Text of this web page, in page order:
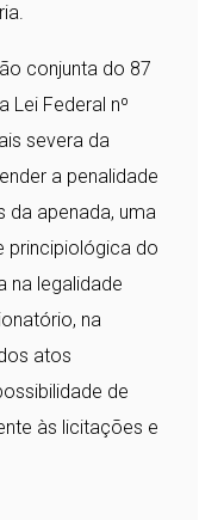
conjunta do 87
Lei Federal nº
severa da
a penalidade
da apenada, uma
principiológica do
na legalidade
na
atos
de
às licitações e